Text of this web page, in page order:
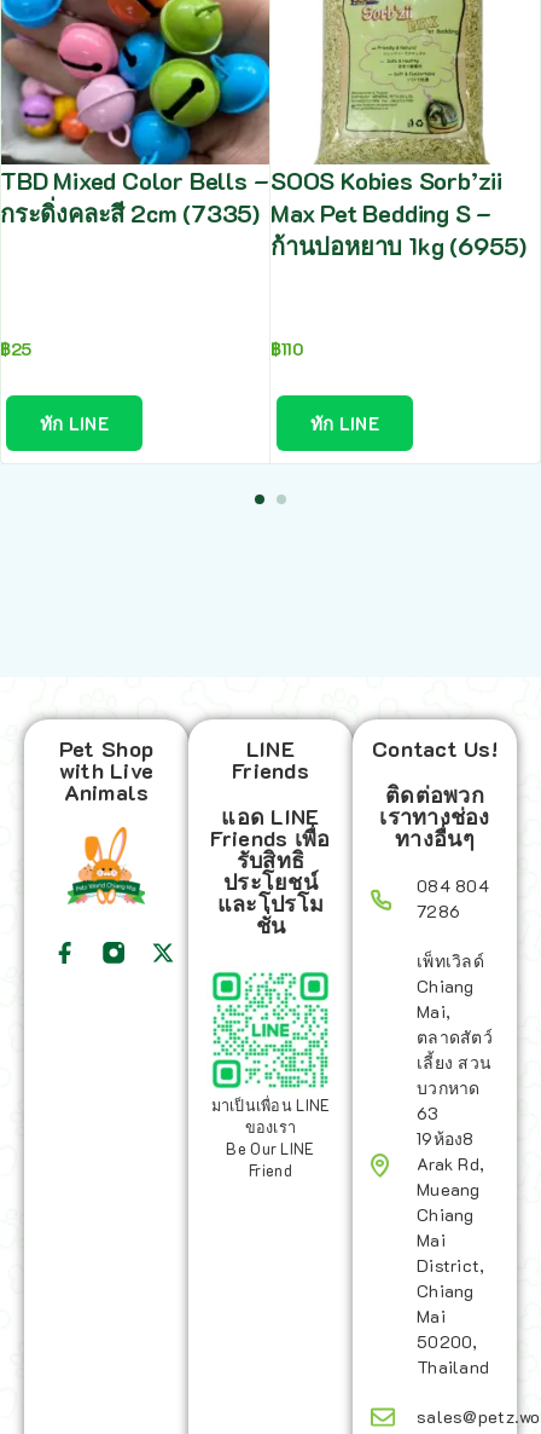
TBD Mixed Color Bells –
กระดิ่งคละสี 2cm (7335)
฿25
ทัก LINE
SOOS Kobies Sorb’zii
Max Pet Bedding S –
ก้านปอหยาบ 1kg (6955)
฿110
ทัก LINE
Pet Shop
with Live
Animals
LINE
Friends
แอด LINE
Friends เพื่อ
รับสิทธิ
ประโยชน์
และโปรโม
ชั่น
มาเป็นเพื่อน LINE
ของเรา
Be Our LINE
Friend
Contact Us!
ติดต่อพวก
เราทางช่อง
ทางอื่นๆ
084 804
7286
เพ็ทเวิลด์
Chiang
Mai,
ตลาดสัตว์
เลี้ยง สวน
บวกหาด
63
19ห้อง8
Arak Rd,
Mueang
Chiang
Mai
District,
Chiang
Mai
50200,
Thailand